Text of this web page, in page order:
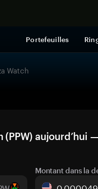
Portefeuilles
Watch
(PPW) aujourd’hui
Montant dans la